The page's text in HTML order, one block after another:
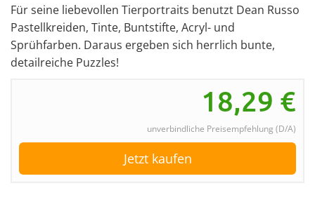
Für seine liebevollen Tierportraits benutzt Dean Russo
Pastellkreiden, Tinte, Buntstifte, Acryl- und
Sprühfarben. Daraus ergeben sich herrlich bunte,
detailreiche Puzzles!
18,29 €
unverbindliche Preisempfehlung (D/A)
Jetzt kaufen